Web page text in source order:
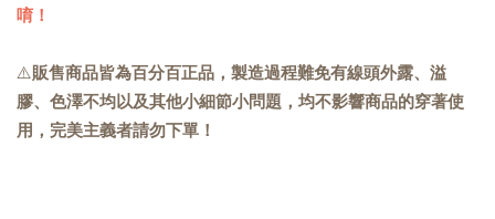
唷！
⚠️販售商品皆為百分百正品，製造過程難免有線頭外露、溢
膠、色澤不均以及其他小細節小問題，均不影響商品的穿著使
用，完美主義者請勿下單！